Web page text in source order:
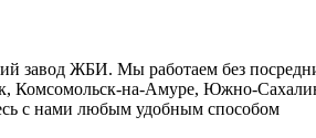
завод ЖБИ. Мы работаем без
Комсомольск-на-Амуре, Южно-
с нами любым удобным способом